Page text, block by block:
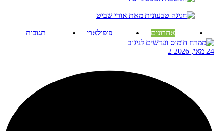
אחרונים פופולארי תגובות
24 מאי, 2026 2